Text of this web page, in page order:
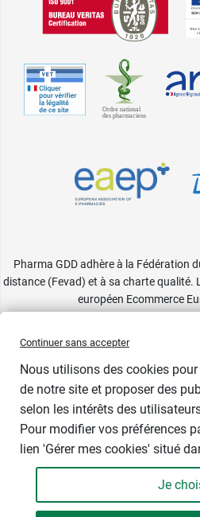
Dimensions
9,00 €
Pharma GDD adhère à la Fédération
distance (Fevad) et à sa charte qualité.
européen Ecommerce
Continuer sans accepter
Nous utilisons des cookies pour
de notre site et proposer des
selon les intérêts des
Pour modifier vos préférences
lien 'Gérer mes cookies' situé
Je